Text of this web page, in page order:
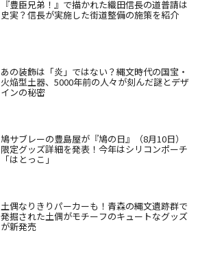
『豊臣兄弟！』で描かれた織田信長の道普請は
史実？信長が実施した街道整備の施策を紹介
あの装飾は「炎」ではない？縄文時代の国宝・
火焔型土器、5000年前の人々が刻んだ謎とデザ
インの秘密
鳩サブレーの豊島屋が『鳩の日』（8月10日）
限定グッズ詳細を発表！今年はシリコンポーチ
「はとっこ」
土偶なりきりパーカーも！青森の縄文遺跡群で
発掘された土偶がモチーフのキュートなグッズ
が新発売